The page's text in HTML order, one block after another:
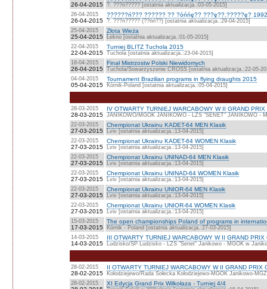
26-04-2015
?. ???ń????? [ostatnia aktualizacja.:03-05-2015]
26-04-2015
26-04-2015
??????ń??? ?????? ?? ?óńńę?? ???ę??.?????ę?
?. ???ń????? (??ńń??) [ostatnia aktualizacja.:29-04-2015]
25-04-2015
25-04-2015
Złota Wieża
Łekno [ostatnia aktualizacja.:01-05-2015]
22-04-2015
22-04-2015
Turniej BLITZ Tuchola 2015
Tuchola [ostatnia aktualizacja.:23-04-2015]
18-04-2015
26-04-2015
Finał Mistrzostw Polski Niewidomych
Tuchola/Sowarzyszenie CROSS [ostatnia aktualizacja.:22-05-
04-04-2015
05-04-2015
Tournament Brazilian programs in flying draughts 2015
Kórnik-Poland [ostatnia aktualizacja.:05-04-2015]
28-03-2015
28-03-2015
IV OTWARTY TURNIEJ WARCABOWY W II GRAND
JANIKOWO/MGOK JANIKOWO - LZS "SENET" JANIKOWO -
22-03-2015
27-03-2015
Chempionat Ukrainu KADET-64 MEN Klasik
Lviv [ostatnia aktualizacja.:13-04-2015]
22-03-2015
27-03-2015
Chempionat Ukrainu KADET-64 WOMEN Klasik
Lviv [ostatnia aktualizacja.:13-04-2015]
22-03-2015
27-03-2015
Chempionat Ukrainu UNINAD-64 MEN Klasik
Lviv [ostatnia aktualizacja.:13-04-2015]
22-03-2015
27-03-2015
Chempionat Ukrainu UNINAD-64 WOMEN Klasik
Lviv [ostatnia aktualizacja.:13-04-2015]
22-03-2015
27-03-2015
Chempionat Ukrainu UNIOR-64 MEN Klasik
Lviv [ostatnia aktualizacja.:13-04-2015]
22-03-2015
27-03-2015
Chempionat Ukrainu UNIOR-64 WOMEN Klasik
Lviv [ostatnia aktualizacja.:13-04-2015]
15-03-2015
17-03-2015
The open championships Poland of programs in
Kórnik - Poland [ostatnia aktualizacja.:27-03-2015]
14-03-2015
14-03-2015
III OTWARTY TURNIEJ WARCABOWY W II GRAND
Ludzisko/SP Ludzisko - LZS "Senet" Janikowo - MGOK w
28-02-2015
28-02-2015
II OTWARTY TURNIEJ WARCABOWY W II GRAND PRIX
Kołodziejewo/Rada Sołecka Kołodziejewo-MGOK Janikowo-
28-02-2015
XI Edycja Grand Prix Wilkołaza - Turniej 4/4